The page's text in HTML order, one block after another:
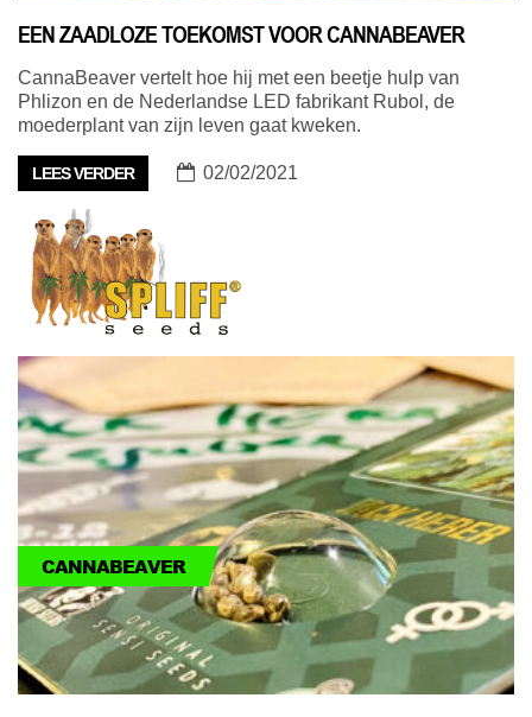
EEN ZAADLOZE TOEKOMST VOOR CANNABEAVER
CannaBeaver vertelt hoe hij met een beetje hulp van
Phlizon en de Nederlandse LED fabrikant Rubol, de
moederplant van zijn leven gaat kweken.
LEES VERDER 02/02/2021
CANNABEAVER